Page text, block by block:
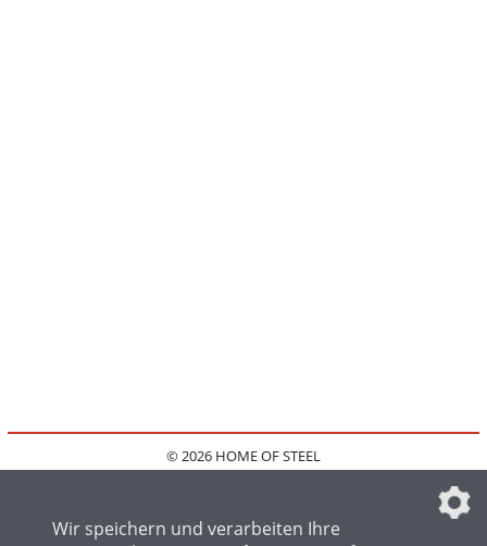
© 2026 HOME OF STEEL
IMPRESSUM
FAQ
DATENSCHUTZEINSTELLUNGEN
Wir speichern und verarbeiten Ihre